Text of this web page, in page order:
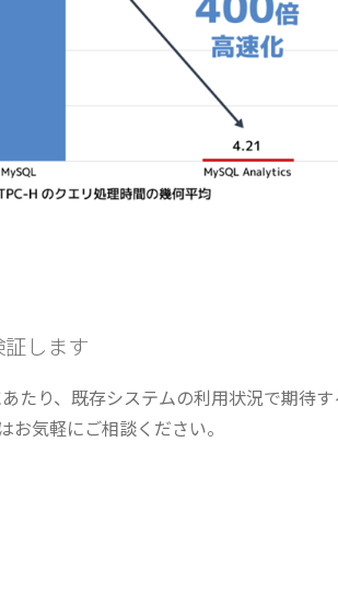
します
たり、既存システムの利用状況で期待
気軽にご相談ください。